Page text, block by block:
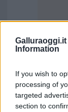
Galluraoggi.it
Information
If you wish to
processing of
targeted
section to
Vuoi